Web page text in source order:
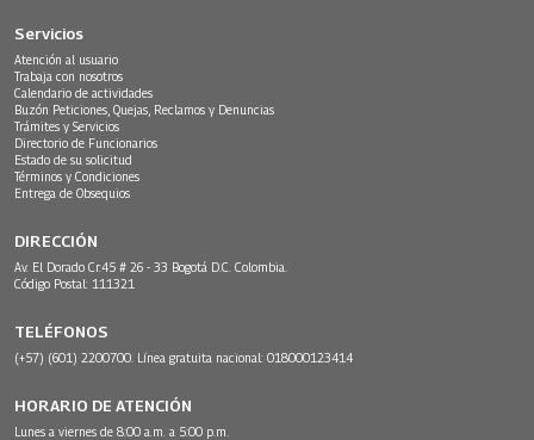
Servicios
Atención al usuario
Trabaja con nosotros
Calendario de actividades
Buzón Peticiones, Quejas, Reclamos y Denuncias
Trámites y Servicios
Directorio de Funcionarios
Estado de su solicitud
Términos y Condiciones
Entrega de Obsequios
DIRECCIÓN
Av. El Dorado Cr.45 # 26 - 33 Bogotá D.C. Colombia.
Código Postal: 111321
TELÉFONOS
(+57) (601) 2200700. Línea gratuita nacional: 018000123414
HORARIO DE ATENCIÓN
Lunes a viernes de 8:00 a.m. a 5:00 p.m.